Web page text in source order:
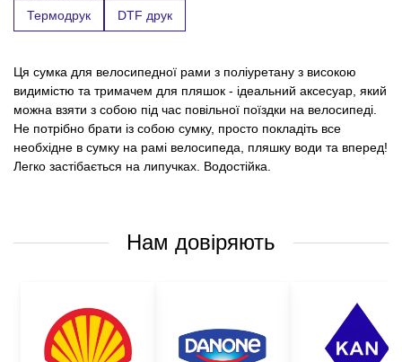
Термодрук DTF друк
Ця сумка для велосипедної рами з поліуретану з високою
видимістю та тримачем для пляшок - ідеальний аксесуар, який
можна взяти з собою під час повільної поїздки на велосипеді.
Не потрібно брати із собою сумку, просто покладіть все
необхідне в сумку на рамі велосипеда, пляшку води та вперед!
Легко застібається на липучках. Водостійка.
Нам довіряють